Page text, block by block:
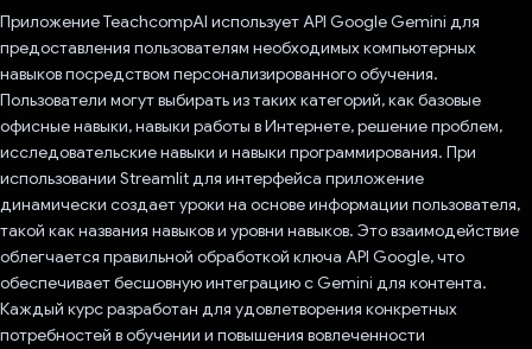
Приложение TeachcompAI использует API Google Gemini для
предоставления пользователям необходимых компьютерных
навыков посредством персонализированного обучения.
Пользователи могут выбирать из таких категорий, как базовые
офисные навыки, навыки работы в Интернете, решение проблем,
исследовательские навыки и навыки программирования. При
использовании Streamlit для интерфейса приложение
динамически создает уроки на основе информации пользователя,
такой как названия навыков и уровни навыков. Это взаимодействие
облегчается правильной обработкой ключа API Google, что
обеспечивает бесшовную интеграцию с Gemini для контента.
Каждый курс разработан для удовлетворения конкретных
потребностей в обучении и повышения вовлеченности